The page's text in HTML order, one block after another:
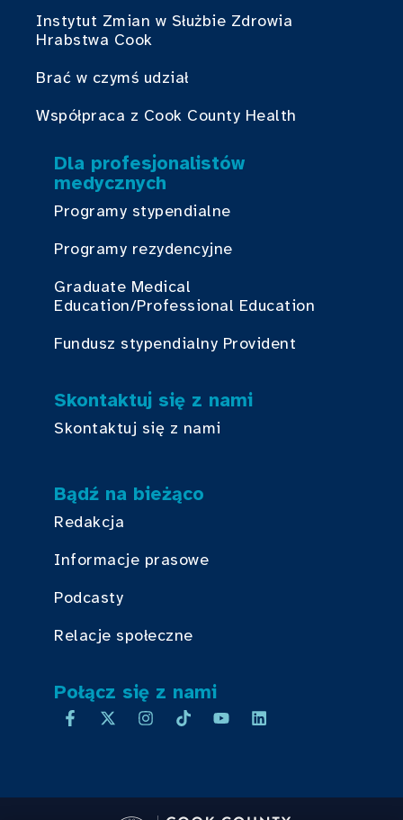
Instytut Zmian w Służbie Zdrowia
Hrabstwa Cook
Brać w czymś udział
Współpraca z Cook County Health
Dla profesjonalistów
medycznych
Programy stypendialne
Programy rezydencyjne
Graduate Medical
Education/Professional Education
Fundusz stypendialny Provident
Skontaktuj się z nami
Skontaktuj się z nami
Bądź na bieżąco
Redakcja
Informacje prasowe
Podcasty
Relacje społeczne
Połącz się z nami